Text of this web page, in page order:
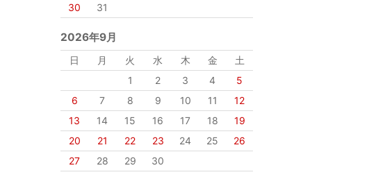
30
31
2026年9月
日 月 火 水 木 金
土
1
2 3 4
5
6
7 8 9 10 11
12
13
14 15 16 17 18
19
20
21 22 23 24 25
26
27
28 29 30